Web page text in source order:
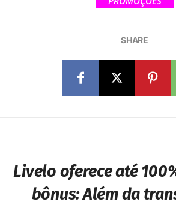
SHARE
Livelo oferece até
bônus:Além da